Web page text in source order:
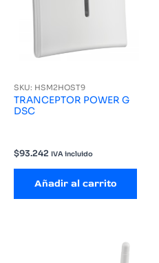
SKU: HSM2HOST9
TRANCEPTOR POWER G
DSC
$93.242 IVA incluido
Añadir al carrito